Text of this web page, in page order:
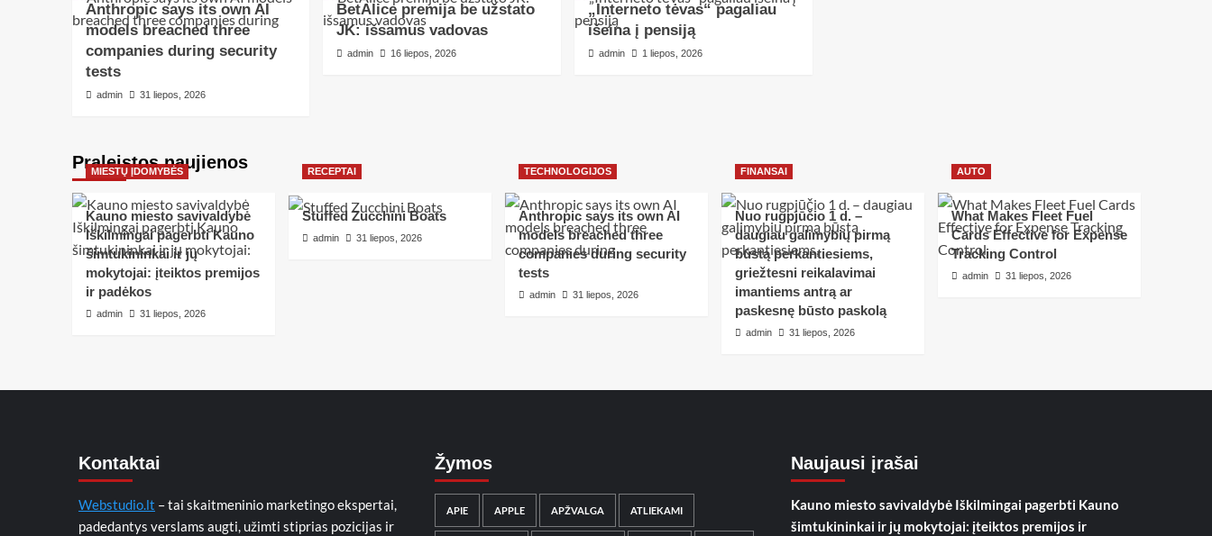
Anthropic says its own AI
models breached three
companies during security
tests
admin 31 liepos, 2026
BetAlice premija be užstato
JK: išsamus vadovas
admin 16 liepos, 2026
„Interneto tėvas“ pagaliau
išeina į pensiją
admin 1 liepos, 2026
Praleistos naujienos
MIESTŲ ĮDOMYBĖS
Kauno miesto savivaldybė
Iškilmingai pagerbti Kauno
šimtukininkai ir jų
mokytojai: įteiktos premijos
ir padėkos
admin 31 liepos, 2026
RECEPTAI
Stuffed Zucchini Boats
admin 31 liepos, 2026
TECHNOLOGIJOS
Anthropic says its own AI
models breached three
companies during security
tests
admin 31 liepos, 2026
FINANSAI
Nuo rugpjūčio 1 d. –
daugiau galimybių pirmą
būstą perkantiesiems,
griežtesni reikalavimai
imantiems antrą ar
paskesnę būsto paskolą
admin 31 liepos, 2026
AUTO
What Makes Fleet Fuel
Cards Effective for Expense
Tracking Control
admin 31 liepos, 2026
Kontaktai
Webstudio.lt – tai skaitmeninio marketingo ekspertai,
padedantys verslams augti, užimti stiprias pozicijas ir
Žymos
APIE APPLE APŽVALGA ATLIEKAMI
Naujausi įrašai
Kauno miesto savivaldybė Iškilmingai pagerbti Kauno
šimtukininkai ir jų mokytojai: įteiktos premijos ir